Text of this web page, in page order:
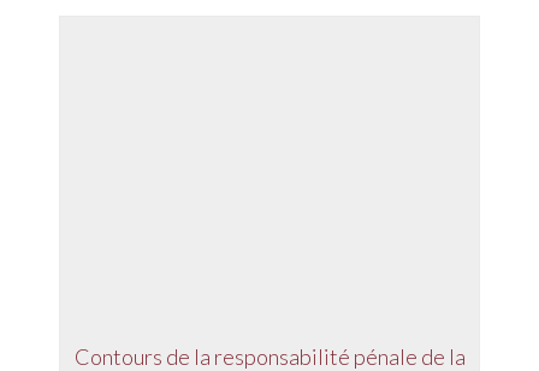
Contours de la responsabilité pénale de la